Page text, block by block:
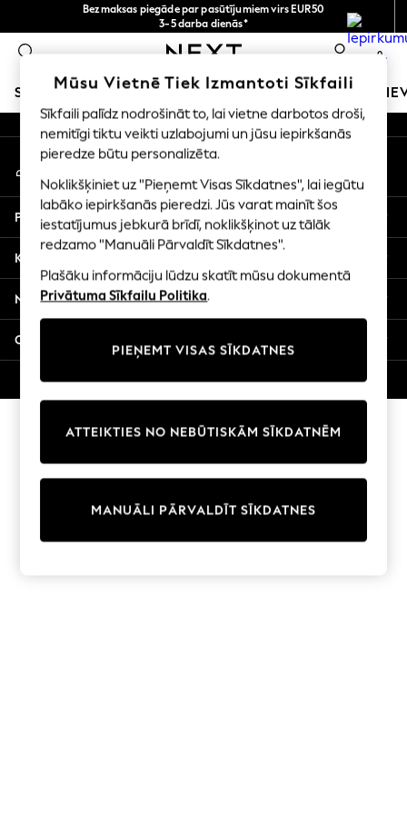
Bezmaksas piegāde par pasūtījumiem virs EUR50
3-5 darba dienās*
Tagad jūs varat
iepirkties latviešu valodā!
0
SKOLAS APĢĒRBS MEITENES ZĒNI MAZULIS
SCHOOLWEAR
All Boys Schoolwear
Shoes
Trousers
Shorts
Shirts
Polo Shirts
Sweatshirts & Jumpers
Multipacks
All Boys Sport & Swimwear
Swimwear
Tops
Joggers
An error occurred on client
Mūsu sociālie tīkli
Mans konts
Pierakstieties savā kontā
Palīdzība
Konfidencialitāte un juridiskā informācija
Nodaļas
Citi pakalpojumi
© 2026 Next Germany GmbH. Visas tiesības aizsargātas.
Mūsu Vietnē Tiek Izmantoti Sīkfaili
Sīkfaili palīdz nodrošināt to, lai vietne darbotos droši,
nemitīgi tiktu veikti uzlabojumi un jūsu iepirkšanās
pieredze būtu personalizēta.
Noklikšķiniet uz "Pieņemt Visas Sīkdatnes", lai iegūtu
labāko iepirkšanās pieredzi. Jūs varat mainīt šos
iestatījumus jebkurā brīdī, noklikšķinot uz tālāk
redzamo "Manuāli Pārvaldīt Sīkdatnes".
Plašāku informāciju lūdzu skatīt mūsu dokumentā
Privātuma Sīkfailu Politika.
PIEŅEMT VISAS SĪKDATNES
MANUĀLI PĀRVALDĪT SĪKDATNES
ATTEIKTIES NO NEBŪTISKĀM SĪKDATNĒM